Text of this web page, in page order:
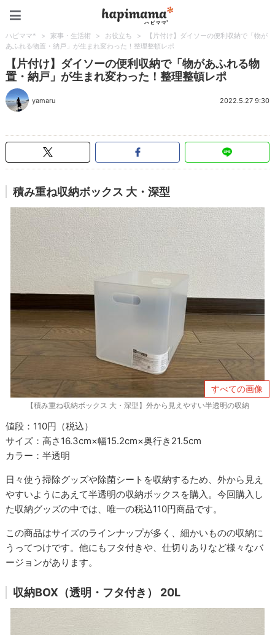
ハピママ* > 家事・生活術 > お役立ち >
【片付け】ダイソーの便利収納で「物が
あふれる物置・納戸」が生まれ変わった！整理整頓レポ
【片付け】ダイソーの便利収納で「物があふれる物
置・納戸」が生まれ変わった！整理整頓レポ
yamaru 2022.5.27 9:30
積み重ね収納ボックス 大・深型
すべての画像
【積み重ね収納ボックス 大・深型】外から見えやすい半透明の収納
値段：110円（税込）
サイズ：高さ16.3cm×幅15.2cm×奥行き21.5cm
カラー：半透明
日々使う掃除グッズや除菌シートを収納するため、外から見え
やすいようにあえて半透明の収納ボックスを購入。今回購入し
た収納グッズの中では、唯一の税込110円商品です。
この商品はサイズのラインナップが多く、細かいものの収納に
うってつけです。他にもフタ付きや、仕切りありなど様々なバ
ージョンがあります。
収納BOX（透明・フタ付き） 20L